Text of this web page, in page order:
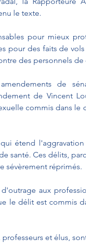
le texte.
pour mieux
pour des faits de
des personnels de
de
de Vincent
commis dans le
étend
santé. Ces délits,
sévèrement réprimés.
aux
le délit est commis
et élus,